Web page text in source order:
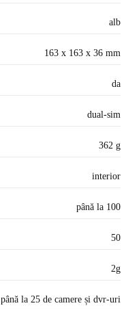
alb
163 x 163 x 36 mm
da
dual-sim
362 g
interior
până la 100
50
2g
până la 25 de camere și dvr-uri